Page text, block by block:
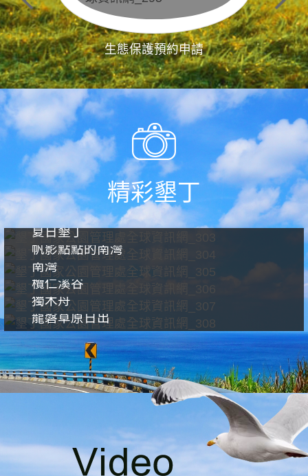
生態保護預約申請
精彩墾丁
夏日墾丁
帆影點點的南灣
南灣
欖仁溪谷
獨木舟
龍磐草原日出